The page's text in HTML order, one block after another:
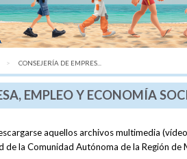
AQUÍ:
CONSEJERÍA DE EMPRES...
EMPLEO Y ECONOMÍA
aquellos archivos multimedia
la Comunidad Autónoma de la Región